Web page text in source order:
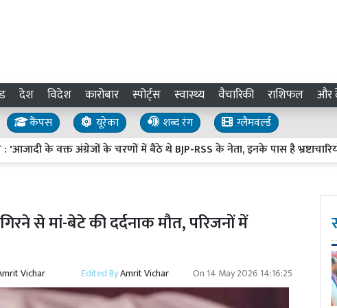
देश विदेश कारोबार स्पोर्ट्स स्वास्थ्य वैचारिकी राशिफल और
कैंपस यूरेका शब्द रंग
ग्लैमवर्ल्ड
के वक्त अंग्रेजों के चरणों में बैठे थे BJP-RSS के नेता, इनके पास है भ्रष्टाचारियों को
से मां-बेटे की दर्दनाक मौत, परिजनों में
Vichar Edited ByAmrit Vichar On 14 May 2026 14:16:25